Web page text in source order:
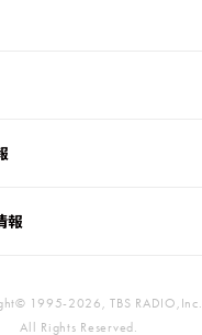
報
1995-2026, TBS RADIO,Inc.
All Rights Reserved.